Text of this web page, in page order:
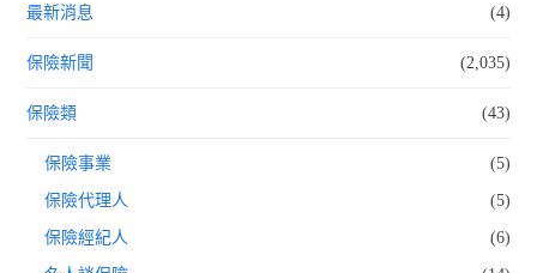
最新消息 (4)
保險新聞 (2,035)
保險類 (43)
保險事業 (5)
保險代理人 (5)
保險經紀人 (6)